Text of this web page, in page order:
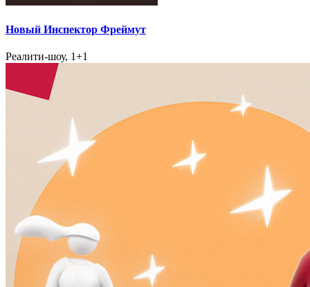
Новый Инспектор Фреймут
Реалити-шоу, 1+1